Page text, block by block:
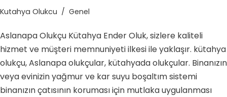
Kutahya Olukcu Genel
Aslanapa Olukçu Kütahya Ender Oluk, sizlere kaliteli
hizmet ve müşteri memnuniyeti ilkesi ile yaklaşır. kütahya
olukçu, Aslanapa olukçular, kütahyada olukçular. Binanızın
veya evinizin yağmur ve kar suyu boşaltım sistemi
binanızın çatısının koruması için mutlaka uygulanması